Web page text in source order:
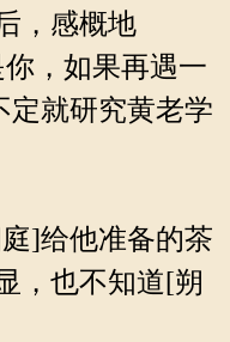
，感概地
，如果再遇一
就研究黄老学
]给他准备的茶
，也不知道[朔